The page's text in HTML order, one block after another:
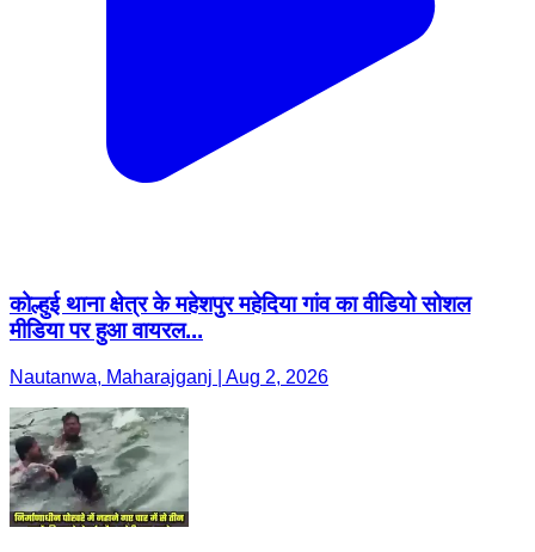
कोल्हुई थाना क्षेत्र के महेशपुर महेदिया गांव का वीडियो सोशल
मीडिया पर हुआ वायरल...
Nautanwa, Maharajganj | Aug 2, 2026